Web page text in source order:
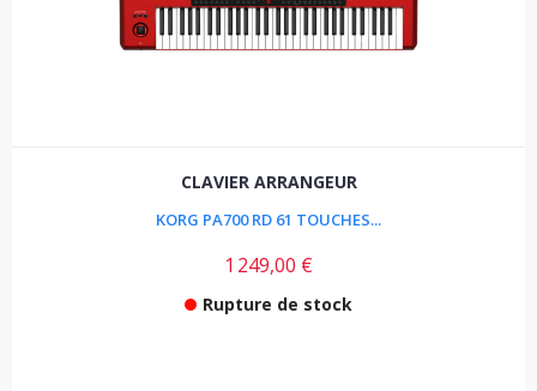
CLAVIER ARRANGEUR
KORG PA700 RD 61 TOUCHES...
1 249,00 €
Rupture de stock